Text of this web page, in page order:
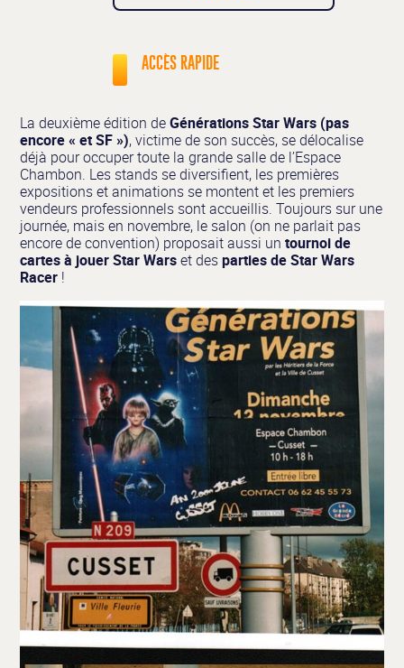
ACCÈS RAPIDE
La deuxième édition deGénérations Star Wars (pas
encore « et SF »), victime de son succès, se délocalise
déjà pour occuper toute la grande salle de l’Espace
Chambon. Les stands se diversifient, les premières
expositions et animations se montent et les premiers
vendeurs professionnels sont accueillis. Toujours sur une
journée, mais en novembre, le salon (on ne parlait pas
encore de convention) proposait aussi untournoi de
cartes à jouer Star Warset desparties de Star Wars
Racer !